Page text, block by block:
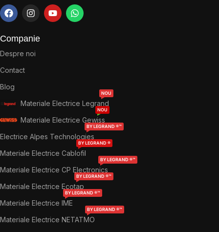
Companie
Despre noi
Contact
Blog
Materiale Electrice Legrand
NOU
Materiale Electrice Gewiss
NOU
Electrice Alpes Technologies
BY LEGRAND ®™
Materiale Electrice Cablofil
BY LEGRAND ®
Materiale Electrice CP Electronics
BY LEGRAND ®™
Materiale Electrice Ecotap
BY LEGRAND ®™
Materiale Electrice IME
BY LEGRAND ®™
Materiale Electrice NETATMO
BY LEGRAND ®™